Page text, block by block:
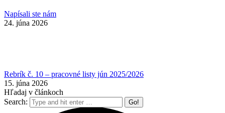
Napísali ste nám
24. júna 2026
Rebrík č. 10 – pracovné listy jún 2025/2026
15. júna 2026
Hľadaj v článkoch
Search: